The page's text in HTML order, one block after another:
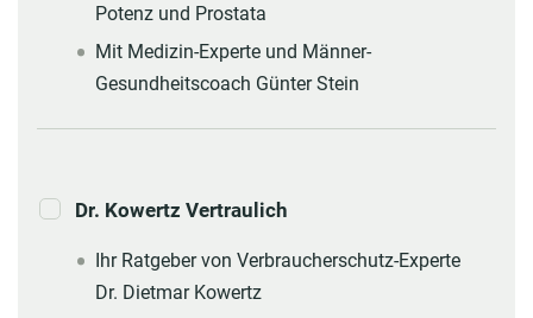
Potenz und Prostata
Mit Medizin-Experte und Männer-
Gesundheitscoach Günter Stein
Dr. Kowertz Vertraulich
Ihr Ratgeber von Verbraucherschutz-Experte
Dr. Dietmar Kowertz